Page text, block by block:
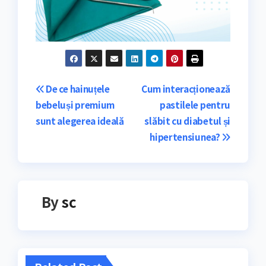
Navigare
în
Cum interacționează
pastilele pentru
slăbit cu diabetul și
hipertensiunea?
De ce hainuțele
bebeluși premium
sunt alegerea ideală
Bysc